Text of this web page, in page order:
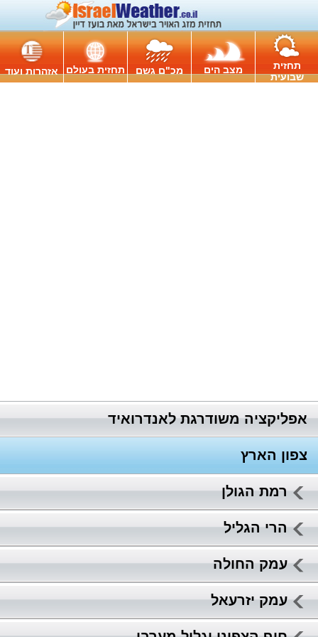
תחזית
שבועית
מצב הים מכ"ם גשם תחזית בעולם אזהרות ועוד
אפליקציה משודרגת לאנדרואיד
צפון הארץ
רמת הגולן
הרי הגליל
עמק החולה
עמק יזרעאל